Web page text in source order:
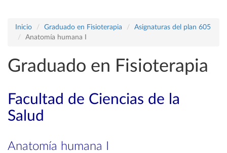
Inicio Graduado en Fisioterapia
Asignaturas del plan 605
Anatomía humana I
Graduado en Fisioterapia
Facultad de Ciencias de la
Salud
Anatomía humana I